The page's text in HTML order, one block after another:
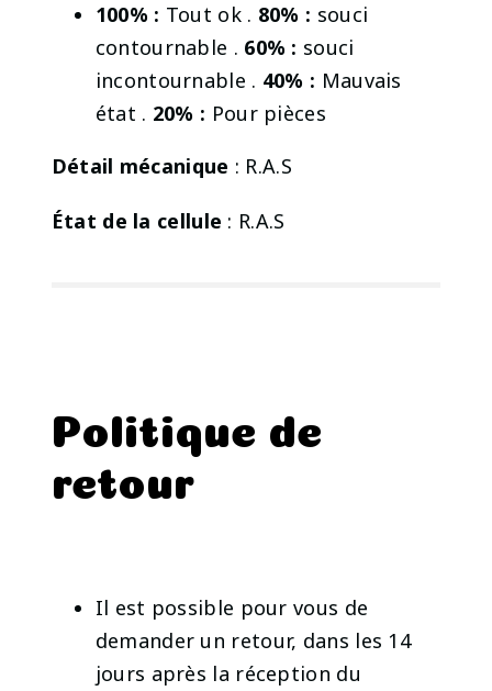
100% : Tout ok . 80% : souci
contournable . 60% : souci
incontournable . 40% : Mauvais
état . 20% : Pour pièces
Détail mécanique : R.A.S
État de la cellule : R.A.S
Politique de
retour
Il est possible pour vous de
demander un retour, dans les 14
jours après la réception du